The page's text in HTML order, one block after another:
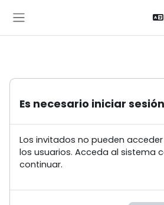
Es necesario iniciar sesión
Los invitados no pueden
los usuarios. Acceda al sistema
continuar.